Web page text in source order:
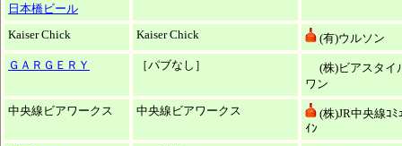
日本橋ビール
Kaiser Chick
Kaiser Chick
(有)ウルソン
ＧＡＲＧＥＲＹ
［パブなし］
(株)ビアスタイ
ワン
中央線ビアワークス
中央線ビアワークス
(株)JR中央線ｺﾐ
ｲﾝ